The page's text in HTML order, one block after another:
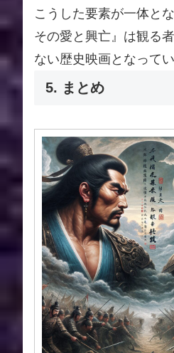
こうした要素が一体と
その愛と興亡』は観る
ない歴史映画となってい
5. まとめ